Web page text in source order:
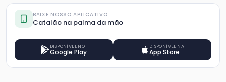
BAIXE NOSSO APLICATIVO
Catalão na palma da mão
DISPONÍVEL NO
Google Play
DISPONÍVEL NA
App Store